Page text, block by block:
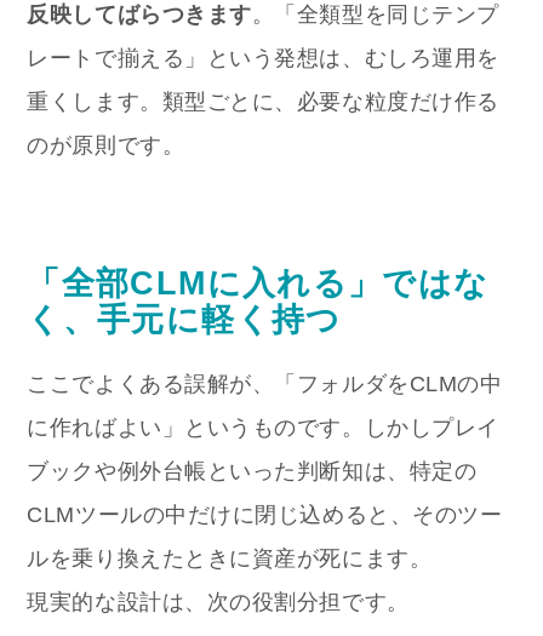
反映してばらつきます。「全類型を同じテンプ
レートで揃える」という発想は、むしろ運用を
重くします。類型ごとに、必要な粒度だけ作る
のが原則です。
「全部CLMに入れる」ではな
く、手元に軽く持つ
ここでよくある誤解が、「フォルダをCLMの中
に作ればよい」というものです。しかしプレイ
ブックや例外台帳といった判断知は、特定の
CLMツールの中だけに閉じ込めると、そのツー
ルを乗り換えたときに資産が死にます。
現実的な設計は、次の役割分担です。